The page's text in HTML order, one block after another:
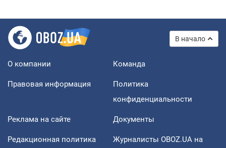
В начало
О компании Команда
Правовая информация
Политика
конфиденциальности
Реклама на сайте Документы
Редакционная политика
Журналисты OBOZ.UA на